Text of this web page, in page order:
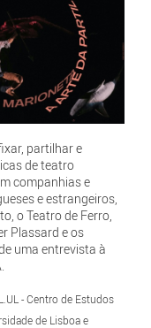
partilhar e
de teatro
companhias e
e estrangeiros,
o Teatro de Ferro,
Plassard e os
uma entrevista à
- Centro de Estudos
de Lisboa e